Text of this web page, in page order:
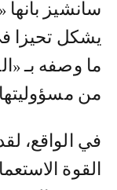
سانشيز
يشكل تحيزا
ما وصفه بـ
من
في الواقع،
القوة